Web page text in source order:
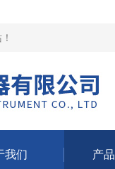
！
我们 产